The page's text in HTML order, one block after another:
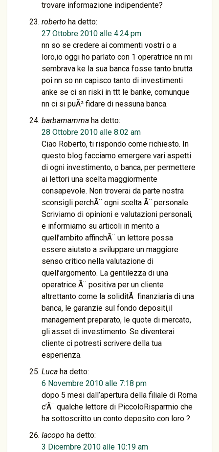
trovare informazione indipendente?
roberto ha detto:
27 Ottobre 2010 alle 4:24 pm
nn so se credere ai commenti vostri o a
loro,io oggi ho parlato con 1 operatrice nn mi
sembrava ke la sua banca fosse tanto brutta
poi nn so nn capisco tanto di investimenti
anke se ci sn riski in ttt le banke, comunque
nn ci si puÃ² fidare di nessuna banca.
barbamamma ha detto:
28 Ottobre 2010 alle 8:02 am
Ciao Roberto, ti rispondo come richiesto. In
questo blog facciamo emergere vari aspetti
di ogni investimento, o banca, per permettere
ai lettori una scelta maggiormente
consapevole. Non troverai da parte nostra
sconsigli perchÃ¨ ogni scelta Ã¨ personale.
Scriviamo di opinioni e valutazioni personali,
e informiamo su articoli in merito a
quell’ambito affinchÃ¨ un lettore possa
essere aiutato a sviluppare un maggiore
senso critico nella valutazione di
quell’argomento. La gentilezza di una
operatrice Ã¨ positiva per un cliente
altrettanto come la soliditÃ finanziaria di una
banca, le garanzie sul fondo depositi,il
management preparato, le quote di mercato,
gli asset di investimento. Se diventerai
cliente ci potresti scrivere della tua
esperienza.
Luca ha detto:
6 Novembre 2010 alle 7:18 pm
dopo 5 mesi dall’apertura della filiale di Roma
c’Ã¨ qualche lettore di PiccoloRisparmio che
ha sottoscritto un conto deposito con loro ?
Iacopo ha detto:
3 Dicembre 2010 alle 10:19 am